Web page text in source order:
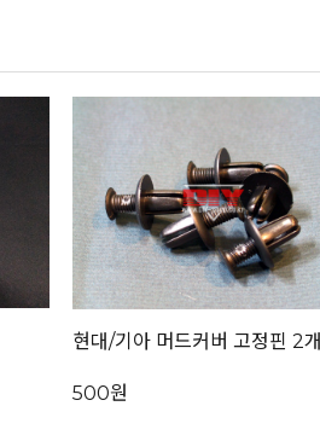
현대/기아 머드커버 고정핀 2개
500원